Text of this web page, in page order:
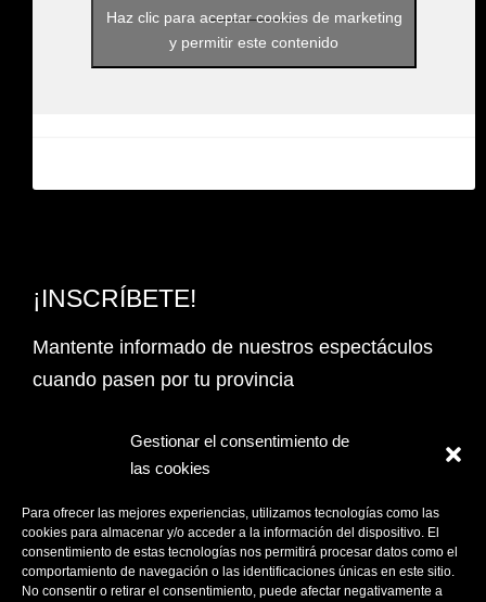
Gestionar el consentimiento de
las cookies
Para ofrecer las mejores experiencias, utilizamos tecnologías como las
cookies para almacenar y/o acceder a la información del dispositivo. El
consentimiento de estas tecnologías nos permitirá procesar datos como el
comportamiento de navegación o las identificaciones únicas en este sitio.
No consentir o retirar el consentimiento, puede afectar negativamente a
Haz clic para aceptar cookies de marketing
y permitir este contenido
¡INSCRÍBETE!
Mantente informado de nuestros espectáculos
cuando pasen por tu provincia
Email Address*
PROVINCIA
Acepto laPolítica de privacidad